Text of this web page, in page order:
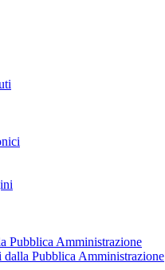
Pubblica Amministrazione
Pubblica Amministrazione